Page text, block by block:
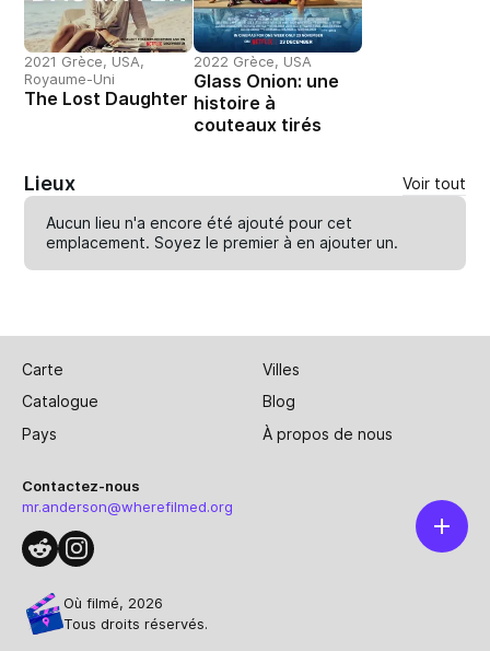
2021 Grèce, USA,
Royaume-Uni
The Lost Daughter
2022 Grèce, USA
Glass Onion: une
histoire à
couteaux tirés
Lieux Voir tout
Aucun lieu n'a encore été ajouté pour cet
emplacement. Soyez le premier à enajouter un.
Carte
Villes
Catalogue
Blog
Pays
À propos de nous
Contactez-nous
mr.anderson@wherefilmed.org
Où filmé, 2026
Tous droits réservés.